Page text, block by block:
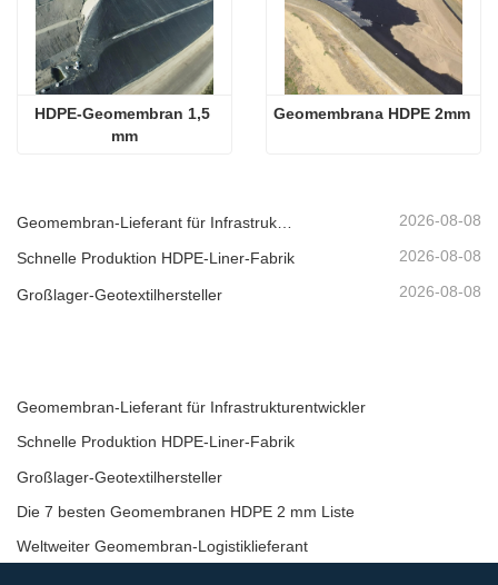
HDPE-Geomembran 1,5
mm
Geomembrana HDPE 2mm
2026-08-08
Schnelle Produktion HDPE-Liner-Fabrik 2026-08-08
Großlager-Geotextilhersteller 2026-08-08
Geomembran-Lieferant für Infrastrukturentwickler
Schnelle Produktion HDPE-Liner-Fabrik
Großlager-Geotextilhersteller
Die 7 besten Geomembranen HDPE 2 mm Liste
Weltweiter Geomembran-Logistiklieferant